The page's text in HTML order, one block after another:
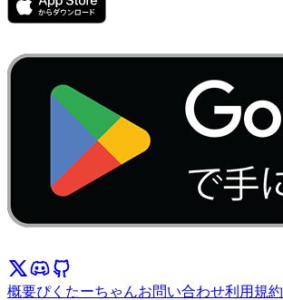
概要ぴくたーちゃんお問い合わせ利用規約